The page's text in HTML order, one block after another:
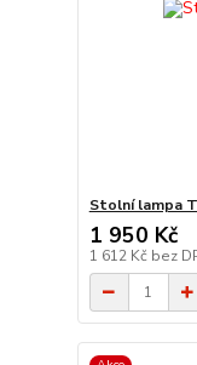
Stolní lampa
1 950 Kč
1 612 Kč bez